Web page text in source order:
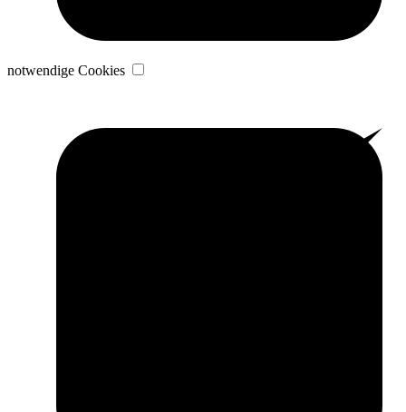
notwendige Cookies